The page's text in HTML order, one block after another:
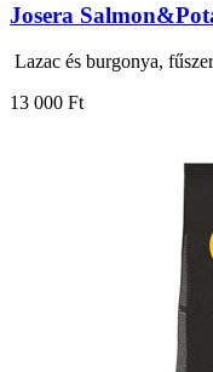
Josera
Lazac és burgonya,
13 000 Ft